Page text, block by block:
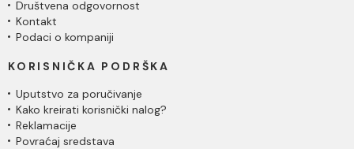
Društvena odgovornost
Kontakt
Podaci o kompaniji
KORISNIČKA PODRŠKA
Uputstvo za poručivanje
Kako kreirati korisnički nalog?
Reklamacije
Povraćaj sredstava